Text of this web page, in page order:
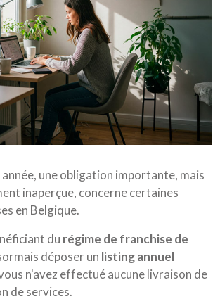
une obligation importante, mais
inaperçue, concerne certaines
en Belgique.
du régime de franchise de
déposer un listing annuel
n'avez effectué aucune livraison de
de services.